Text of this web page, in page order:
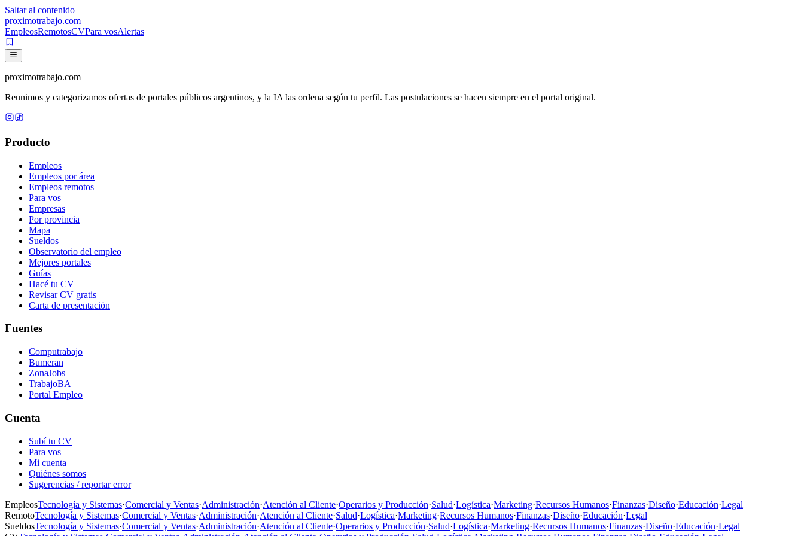
Saltar al contenido
proximotrabajo.com
EmpleosRemotosCVPara vosAlertas
proximotrabajo.com
Reunimos y categorizamos ofertas de portales públicos argentinos, y la IA las ordena según tu perfil. Las postulaciones se hacen siempre en el portal original.
Producto
Empleos
Empleos por área
Empleos remotos
Para vos
Empresas
Por provincia
Mapa
Sueldos
Observatorio del empleo
Mejores portales
Guías
Hacé tu CV
Revisar CV gratis
Carta de presentación
Fuentes
Computrabajo
Bumeran
ZonaJobs
TrabajoBA
Portal Empleo
Cuenta
Subí tu CV
Para vos
Mi cuenta
Quiénes somos
Sugerencias / reportar error
EmpleosTecnología y Sistemas·Comercial y Ventas·Administración·Atención al Cliente·Operarios y Producción·Salud·Logística·Marketing·Recursos Humanos·Finanzas·Diseño·Educación·Legal
RemotoTecnología y Sistemas·Comercial y Ventas·Administración·Atención al Cliente·Salud·Logística·Marketing·Recursos Humanos·Finanzas·Diseño·Educación·Legal
SueldosTecnología y Sistemas·Comercial y Ventas·Administración·Atención al Cliente·Operarios y Producción·Salud·Logística·Marketing·Recursos Humanos·Finanzas·Diseño·Educación·Legal